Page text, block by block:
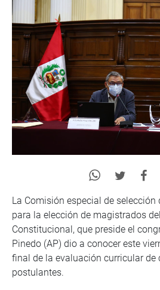
La Comisión especial de
para la elección de magistrados
Constitucional, que preside el
Pinedo (AP) dio a conocer este
final de la evaluación curricular de
postulantes.